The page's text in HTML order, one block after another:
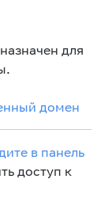
для
домен
в панель
доступ к